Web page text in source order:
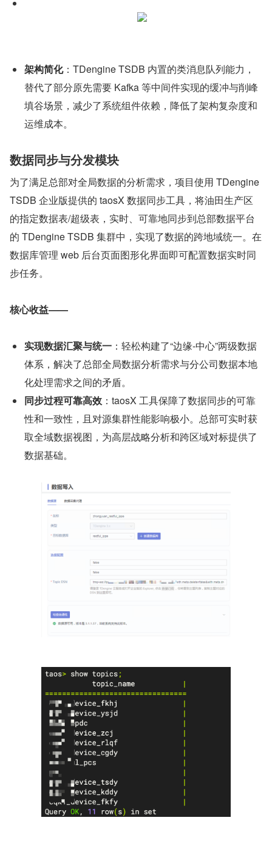
架构简化：TDengine TSDB 内置的类消息队列能力，
替代了部分原先需要 Kafka 等中间件实现的缓冲与削峰
填谷场景，减少了系统组件依赖，降低了架构复杂度和
运维成本。
数据同步与分发模块
为了满足总部对全局数据的分析需求，项目使用 TDengine
TSDB 企业版提供的 taosX 数据同步工具，将油田生产区
的指定数据表/超级表，实时、可靠地同步到总部数据平台
的 TDengine TSDB 集群中，实现了数据的跨地域统一。在
数据库管理 web 后台页面图形化界面即可配置数据实时同
步任务。
核心收益——
实现数据汇聚与统一 ：轻松构建了“边缘-中心”两级数据
体系，解决了总部全局数据分析需求与分公司数据本地
化处理需求之间的矛盾。
同步过程可靠高效 ：taosX 工具保障了数据同步的可靠
性和一致性，且对源集群性能影响极小。总部可实时获
取全域数据视图，为高层战略分析和跨区域对标提供了
数据基础。